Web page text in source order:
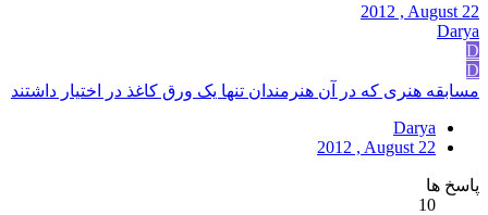
2012 , August 22
Darya
D
D
مسابقه هنری که در آن هنرمندان تنها یک ورق کاغذ در اختیار داشتند
Darya
2012 , August 22
پاسخ ها
10